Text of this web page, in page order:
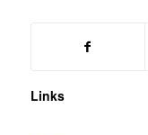
Links